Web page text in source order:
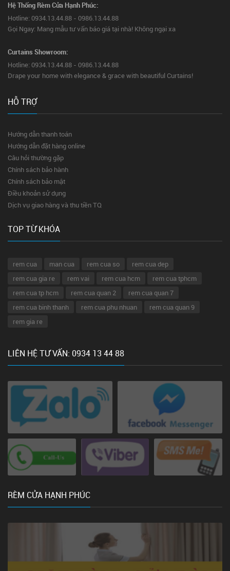
Hệ Thống Rèm Cửa Hạnh Phúc:
Hotline: 0934.13.44.88 - 0986.13.44.88
Gọi Ngay: Mang mẫu tư vấn báo giá tại nhà! Không ngại xa
Curtains Showroom:
Hotline: 0934.13.44.88 - 0986.13.44.88
Drape your home with elegance & grace with beautiful Curtains!
HỖ TRỢ
Hướng dẫn thanh toán
Hướng dẫn đặt hàng online
Câu hỏi thường gặp
Chính sách bảo hành
Chính sách bảo mật
Điều khoản sử dụng
Dịch vụ giao hàng và thu tiền TQ
TOP TỪ KHÓA
rem cua man cua rem cua so
rem cua dep
rem cua gia re
rem vai rem cua hcm
rem cua tphcm
rem cua tp hcm
rem cua quan 2
rem cua quan 7
rem cua binh thanh
rem cua phu nhuan
rem cua quan 9
rem gia re
LIÊN HỆ TƯ VẤN: 0934 13 44 88
RÈM CỬA HẠNH PHÚC